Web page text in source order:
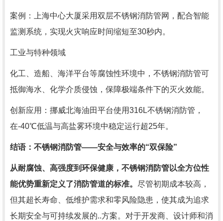
案例：上海中心大厦采用双层不锈钢消防管网，配合智能
监测系统，实现火灾响应时间缩短至30秒内。
工业与特种领域
化工、造船、海洋平台等腐蚀性环境中，不锈钢消防管可
抵御海水、化学介质侵蚀，保障极端条件下的灭火效能。
创新应用：挪威北海油田平台使用316L不锈钢消防管，
在-40℃低温与高盐雾环境中稳定运行超25年。
结语：不锈钢消防管——安全与效率的“双保险”
从耐腐蚀、高强度到环保健康，不锈钢消防管以全方位性
能优势重新定义了消防管道的标准。 尽管初期成本较高，
但其超长寿命、低维护需求和零风险隐患，使其成为追求
长期安全与可持续发展的..方案。对于开发商、设计师和消